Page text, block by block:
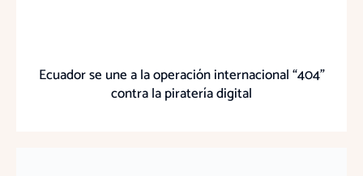
Ecuador se une a la operación internacional “404”
contra la piratería digital